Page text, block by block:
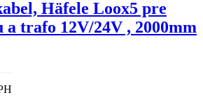
Häfele Loox5 pre
a trafo 12V/24V , 2000mm